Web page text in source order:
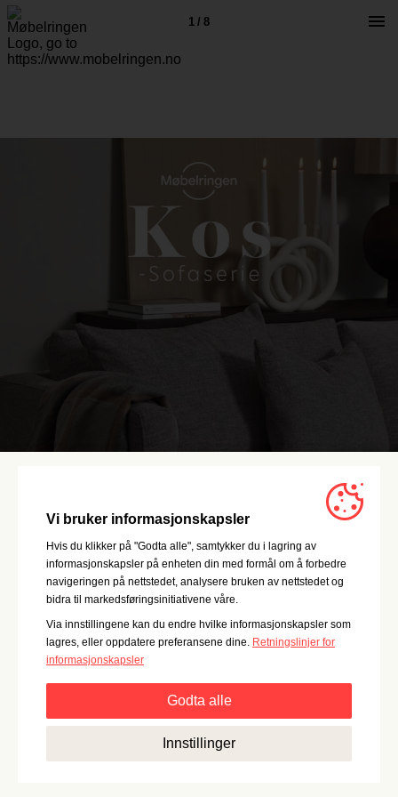
1 / 8
Vi bruker informasjonskapsler
Hvis du klikker på "Godta alle", samtykker du i lagring av
informasjonskapsler på enheten din med formål om å forbedre
navigeringen på nettstedet, analysere bruken av nettstedet og
bidra til markedsføringsinitiativene våre.
Via innstillingene kan du endre hvilke informasjonskapsler som
lagres, eller oppdatere preferansene dine. Retningslinjer for
informasjonskapsler
Godta alle
Disse informasjonskapslene er
essensielle for grunnleggende funksjonalitet som
Innstillinger